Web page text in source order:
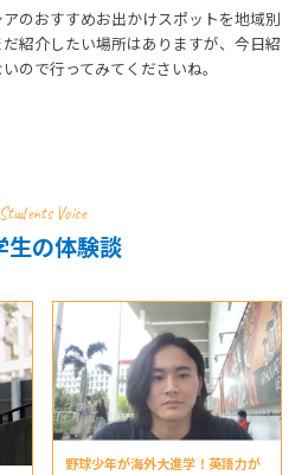
のおすすめお出かけスポットを地域別
紹介したい場所はありますが、今日紹
ので行ってみてくださいね。
Students Voice
生の体験談
野球少年が海外大進学！英語力が